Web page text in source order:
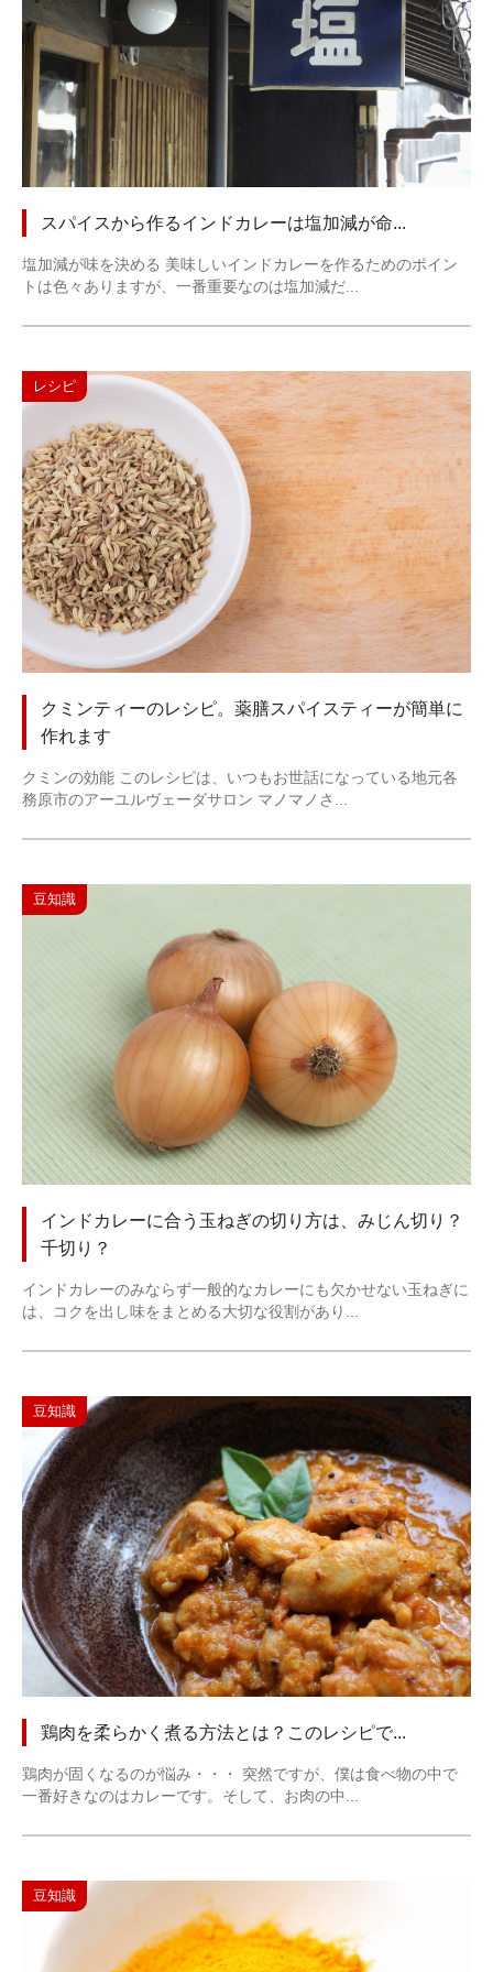
スパイスから作るインドカレーは塩加減が命...
塩加減が味を決める 美味しいインドカレーを作るためのポイン
トは色々ありますが、一番重要なのは塩加減だ...
レシピ
クミンティーのレシピ。薬膳スパイスティーが簡単に
作れます
クミンの効能 このレシピは、いつもお世話になっている地元各
務原市のアーユルヴェーダサロン マノマノさ...
豆知識
インドカレーに合う玉ねぎの切り方は、みじん切り？
千切り？
インドカレーのみならず一般的なカレーにも欠かせない玉ねぎに
は、コクを出し味をまとめる大切な役割があり...
豆知識
鶏肉を柔らかく煮る方法とは？このレシピで...
鶏肉が固くなるのが悩み・・・ 突然ですが、僕は食べ物の中で
一番好きなのはカレーです。そして、お肉の中...
豆知識